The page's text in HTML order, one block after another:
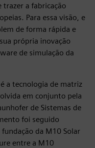
trazer a fabricação
Para essa visão, e
de forma rápida e
própria inovação
de simulação da
a tecnologia de matriz
em conjunto pela
de Sistemas de
foi seguido
da M10 Solar
entre a M10